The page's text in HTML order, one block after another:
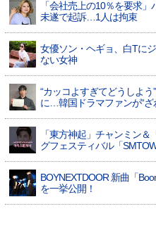
「会社売上の10％を要求
未遂で起訴…1人は拘束
女優ソン・ヘギョ、白Tに
ない女神
“カッコよすぎてどうしよ
に…韓国ドラマファンが“ざ
「東方神起」チャンミン
グフェスティバル「
BOYNEXTDOOR 新曲「
を一挙公開！